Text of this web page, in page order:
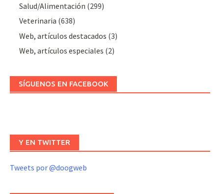
Salud/Alimentación (299)
Veterinaria (638)
Web, artículos destacados (3)
Web, artículos especiales (2)
SÍGUENOS EN FACEBOOK
Y EN TWITTER
Tweets por @doogweb